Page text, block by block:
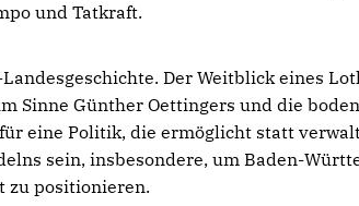
und Tatkraft.
Der Weitblick eines
Sinne Günther Oettingers und die
eine Politik, die ermöglicht statt
sein, insbesondere, um Baden-
zu positionieren.